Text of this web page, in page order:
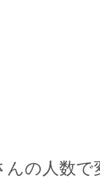
の人数で